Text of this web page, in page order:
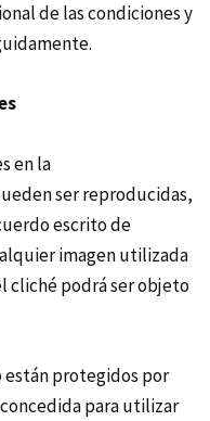
de las condiciones y
en la
ser reproducidas,
escrito de
imagen utilizada
cliché podrá ser objeto
están protegidos por
para utilizar